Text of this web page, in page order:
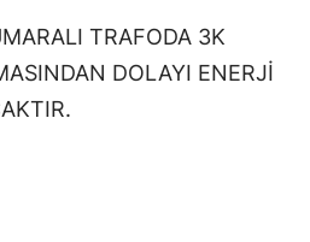
TRAFODA 3K
DOLAYI ENERJİ